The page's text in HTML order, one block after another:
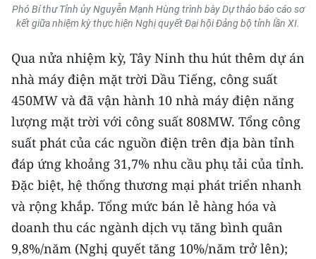
Media Môi trường
Infographic
TIN MỚI
TIN ĐỊA PHƯƠNG
Trung du và miền núi phía Bắc
Đồng bằng sông Hồng
Bắc Trung Bộ
Phó Bí thư Tỉnh ủy Nguyễn Mạnh Hùng trình bày Dự thảo báo cáo sơ
kết giữa nhiệm kỳ thực hiện Nghị quyết Đại hội Đảng bộ tỉnh lần XI.
Qua nửa nhiệm kỳ, Tây Ninh thu hút thêm dự án
nhà máy điện mặt trời Dầu Tiếng, công suất
450MW và đã vận hành 10 nhà máy điện năng
lượng mặt trời với công suất 808MW. Tổng công
suất phát của các nguồn điện trên địa bàn tỉnh
đáp ứng khoảng 31,7% nhu cầu phụ tải của tỉnh.
Đặc biệt, hệ thống thương mại phát triển nhanh
và rộng khắp. Tổng mức bán lẻ hàng hóa và
doanh thu các ngành dịch vụ tăng bình quân
9,8%/năm (Nghị quyết tăng 10%/năm trở lên);